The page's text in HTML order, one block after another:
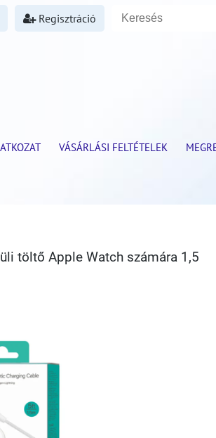
Regisztráció
VÁSÁRLÁSI FELTÉTELEK
töltő Apple Watch számára 1,5